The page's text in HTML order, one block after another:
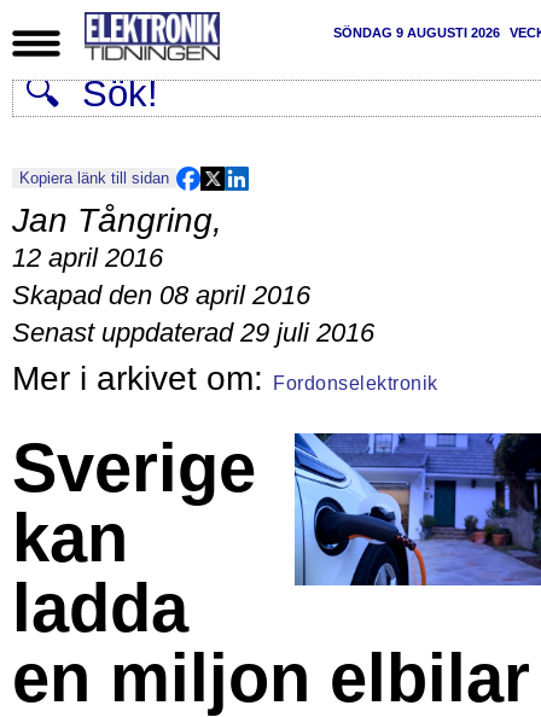
SÖNDAG 9 AUGUSTI 2026
Kopiera länk till sidan
Jan Tångring,
12 april 2016
Skapad den 08 april 2016
Senast uppdaterad 29 juli 2016
Fordonselektronik
Sverige
kan
ladda
en miljon elbilar